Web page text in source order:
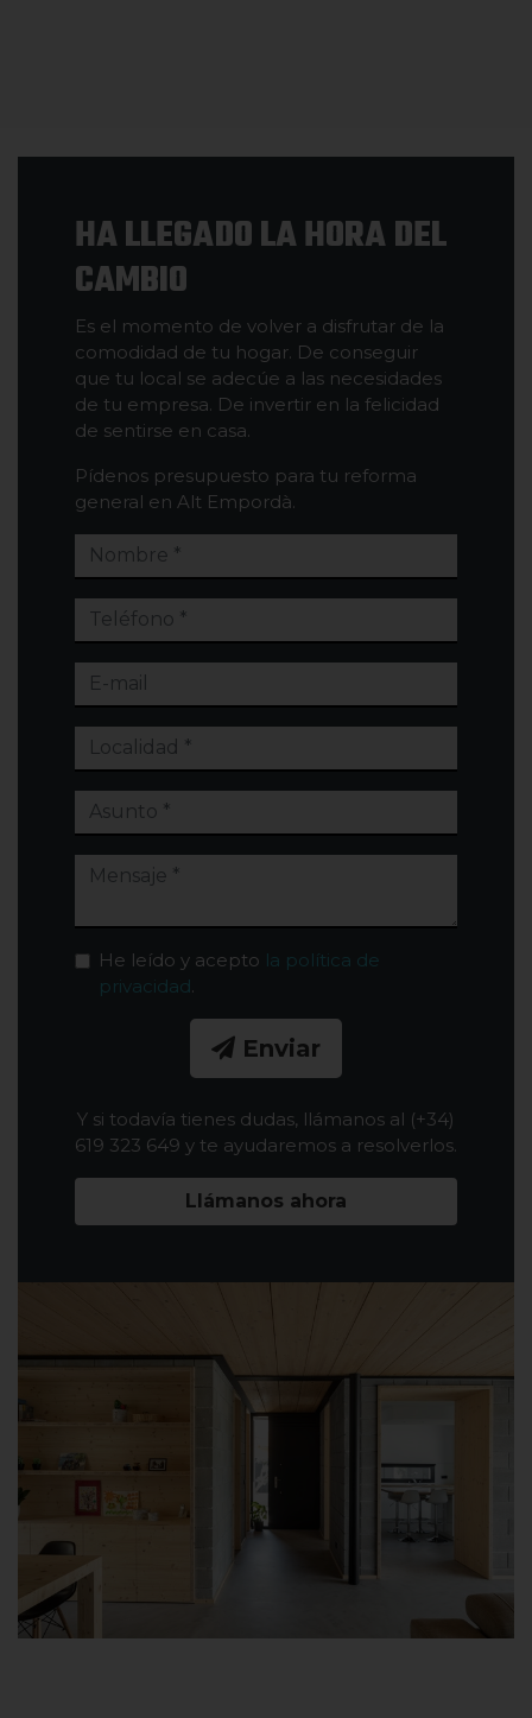
HA LLEGADO LA HORA DEL
CAMBIO
Es el momento de volver a disfrutar de la
comodidad de tu hogar. De conseguir
que tu local se adecúe a las necesidades
de tu empresa. De invertir en la felicidad
de sentirse en casa.
Pídenos presupuesto para tu reforma
general en Alt Empordà.
He leído y acepto la política de
privacidad.
Enviar
Y si todavía tienes dudas, llámanos al (+34)
619 323 649 y te ayudaremos a resolverlos.
Llámanos ahora